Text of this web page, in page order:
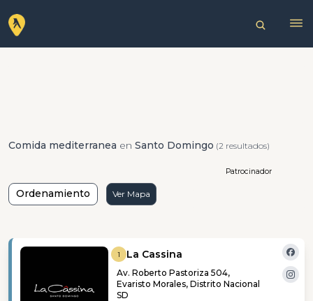
Comida mediterranea en Santo Domingo (2 resultados)
Ordenamiento Ver Mapa
Patrocinador
1 La Cassina
Av. Roberto Pastoriza 504,
Evaristo Morales, Distrito Nacional
SD